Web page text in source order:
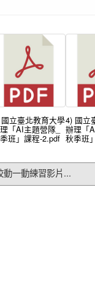
立臺北教育大學
「AI主題營隊_
班」課程-2.pdf
4) 國立
辦理「
秋季班
一動練習影片...